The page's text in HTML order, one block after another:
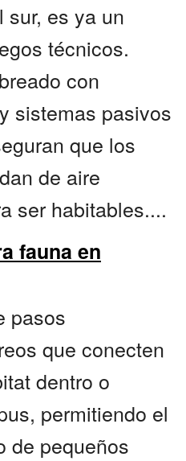
es ya un
técnicos.
con
sistemas pasivos
que los
de aire
ser habitables....
fauna en
pasos
que conecten
dentro o
permitiendo el
de pequeños